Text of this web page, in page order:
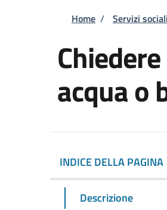
Briciole
Home / Servizi sociali
acqua o
INDICE DELLA PAGINA
Descrizione